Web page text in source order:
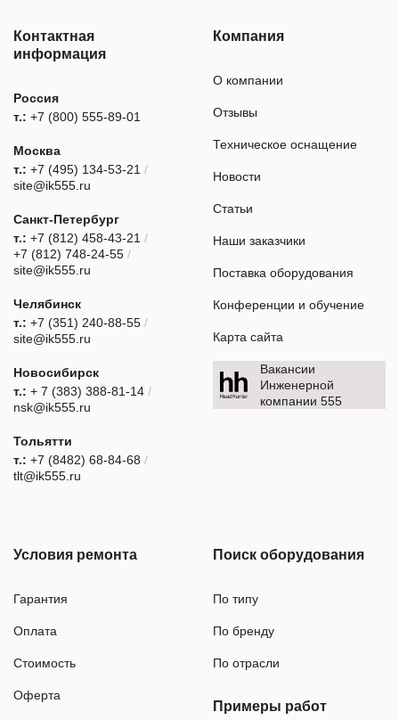
Контактная
информация
Россия
т.: +7 (800) 555-89-01
Москва
т.: +7 (495) 134-53-21 /
site@ik555.ru
Санкт-Петербург
т.: +7 (812) 458-43-21 /
+7 (812) 748-24-55 /
site@ik555.ru
Челябинск
т.: +7 (351) 240-88-55 /
site@ik555.ru
Новосибирск
т.: + 7 (383) 388-81-14 /
nsk@ik555.ru
Тольятти
т.: +7 (8482) 68-84-68 /
tlt@ik555.ru
Компания
О компании
Отзывы
Техническое оснащение
Новости
Статьи
Наши заказчики
Поставка оборудования
Конференции и обучение
Карта сайта
Вакансии
Инженерной
компании 555
Условия ремонта
Гарантия
Оплата
Стоимость
Оферта
Поиск оборудования
По типу
По бренду
По отрасли
Примеры работ